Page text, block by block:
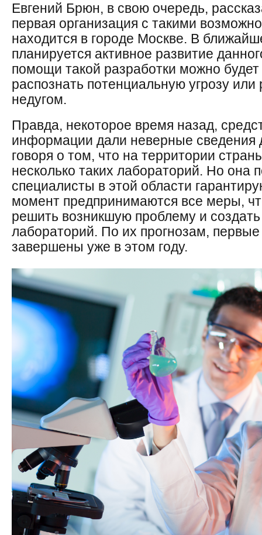
Евгений Брюн, в свою очередь,
первая организация с такими
находится в городе Москве. В
планируется активное развитие
помощи такой разработки можно
распознать потенциальную угрозу
недугом.
Правда, некоторое время назад,
информации дали неверные сведения
говоря о том, что на территории
несколько таких лабораторий. Но она
специалисты в этой области
момент предпринимаются все меры,
решить возникшую проблему и
лабораторий. По их прогнозам, первые
завершены уже в этом году.